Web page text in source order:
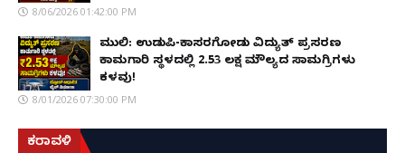
8/06/2026 01:42:00 PM
ಮುಲ್ಕಿ: ಉಡುಪಿ-ಕಾಸರಗೋಡು ವಿದ್ಯುತ್ ಪ್ರಸರಣ
ಕಾಮಗಾರಿ ಸ್ಥಳದಲ್ಲಿ ₹2.53 ಲಕ್ಷ ಮೌಲ್ಯದ ಸಾಮಗ್ರಿಗಳು
ಕಳವು!
8/01/2026 07:30:00 PM
ಕರಾವಳಿ